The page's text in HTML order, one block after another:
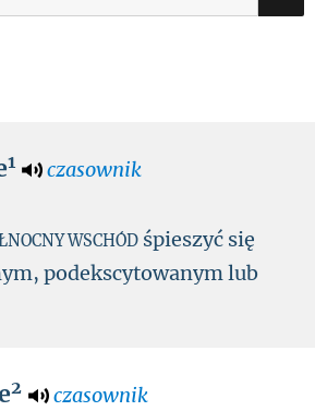
1
czasownik
WSCHÓD śpieszyć się
podekscytowanym lub
2
czasownik